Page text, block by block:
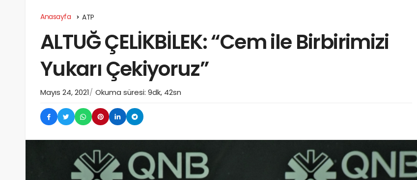
Anasayfa ATP
ALTUĞ ÇELİKBİLEK: “Cem ile Birbirimizi
Yukarı Çekiyoruz”
Mayıs 24, 2021 Okuma süresi: 9dk, 42sn